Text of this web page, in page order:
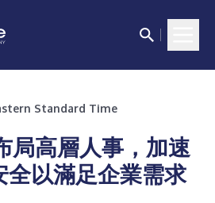
Standard Time
局高層人事，加速
全以滿足企業需求